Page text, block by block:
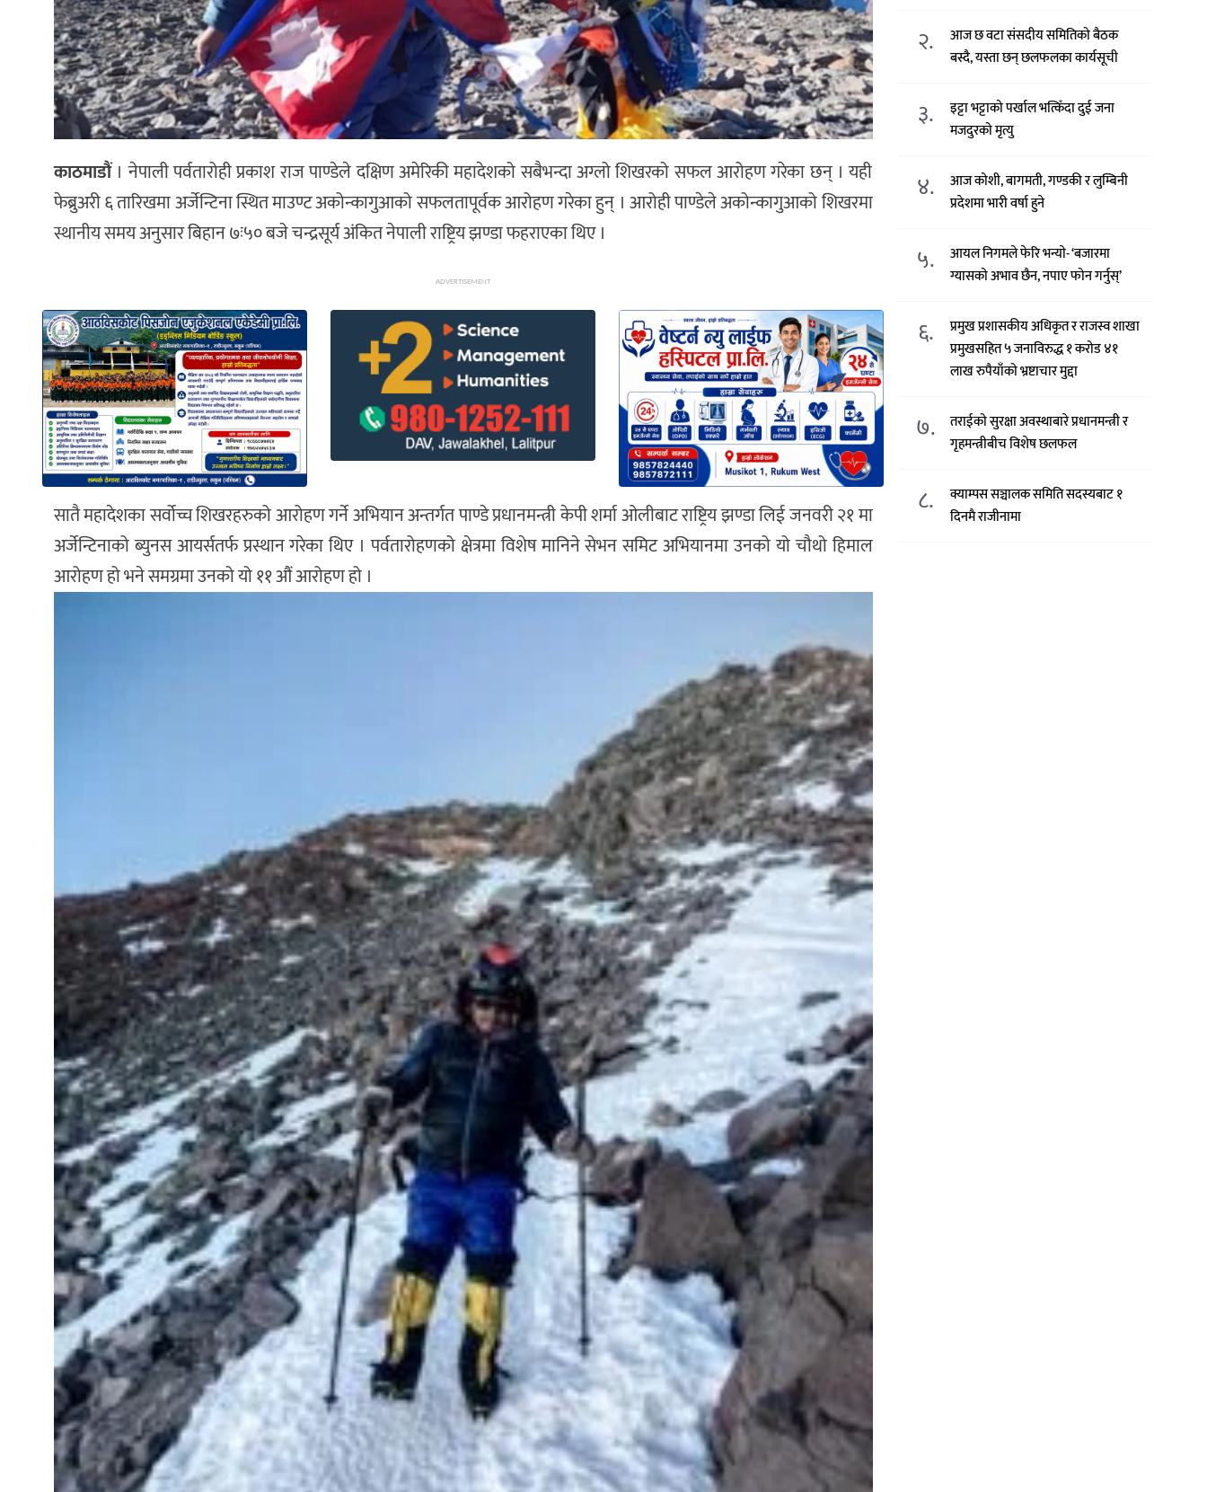
काठमाडौं। नेपाली पर्वतारोही प्रकाश राज पाण्डेले दक्षिण अमेरिकी महादेशको सबैभन्दा अग्लो शिखरको सफल आरोहण गरेका छन् । यही
फेब्रुअरी ६ तारिखमा अर्जेन्टिना स्थित माउण्ट अकोन्कागुआको सफलतापूर्वक आरोहण गरेका हुन् । आरोही पाण्डेले अकोन्कागुआको शिखरमा
स्थानीय समय अनुसार बिहान ७ः५० बजे चन्द्रसूर्य अंकित नेपाली राष्ट्रिय झण्डा फहराएका थिए ।
ADVERTISEMENT
सातै महादेशका सर्वोच्च शिखरहरुको आरोहण गर्ने अभियान अन्तर्गत पाण्डे प्रधानमन्त्री केपी शर्मा ओलीबाट राष्ट्रिय झण्डा लिई जनवरी २१ मा
अर्जेन्टिनाको ब्युनस आयर्सतर्फ प्रस्थान गरेका थिए । पर्वतारोहणको क्षेत्रमा विशेष मानिने सेभन समिट अभियानमा उनको यो चौथो हिमाल
आरोहण हो भने समग्रमा उनको यो ११ औं आरोहण हो ।
२.
आज छ वटा संसदीय समितिको बैठक
बस्दै, यस्ता छन् छलफलका कार्यसूची
३.
इट्टा भट्टाको पर्खाल भत्किँदा दुई जना
मजदुरको मृत्यु
४.
आज कोशी, बागमती, गण्डकी र लुम्बिनी
प्रदेशमा भारी वर्षा हुने
५.
आयल निगमले फेरि भन्याे- ‘बजारमा
ग्यासको अभाव छैन, नपाए फोन गर्नुस्’
६.
प्रमुख प्रशासकीय अधिकृत र राजस्व शाखा
प्रमुखसहित ५ जनाविरुद्ध १ करोड ४१
लाख रुपैयाँको भ्रष्टाचार मुद्दा
७.
तराईको सुरक्षा अवस्थाबारे प्रधानमन्त्री र
गृहमन्त्रीबीच विशेष छलफल
८.
क्याम्पस सञ्चालक समिति सदस्यबाट १
दिनमै राजीनामा